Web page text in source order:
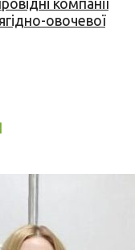
компанії
овочевої